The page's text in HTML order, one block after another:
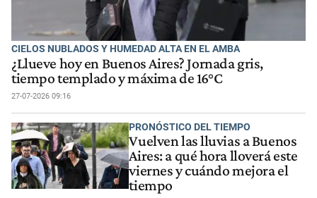
CIELOS NUBLADOS Y HUMEDAD ALTA EN EL AMBA
¿Llueve hoy en Buenos Aires? Jornada gris,
tiempo templado y máxima de 16°C
27-07-2026 09:16
PRONÓSTICO DEL TIEMPO
Vuelven las lluvias a Buenos
Aires: a qué hora lloverá este
viernes y cuándo mejora el
tiempo